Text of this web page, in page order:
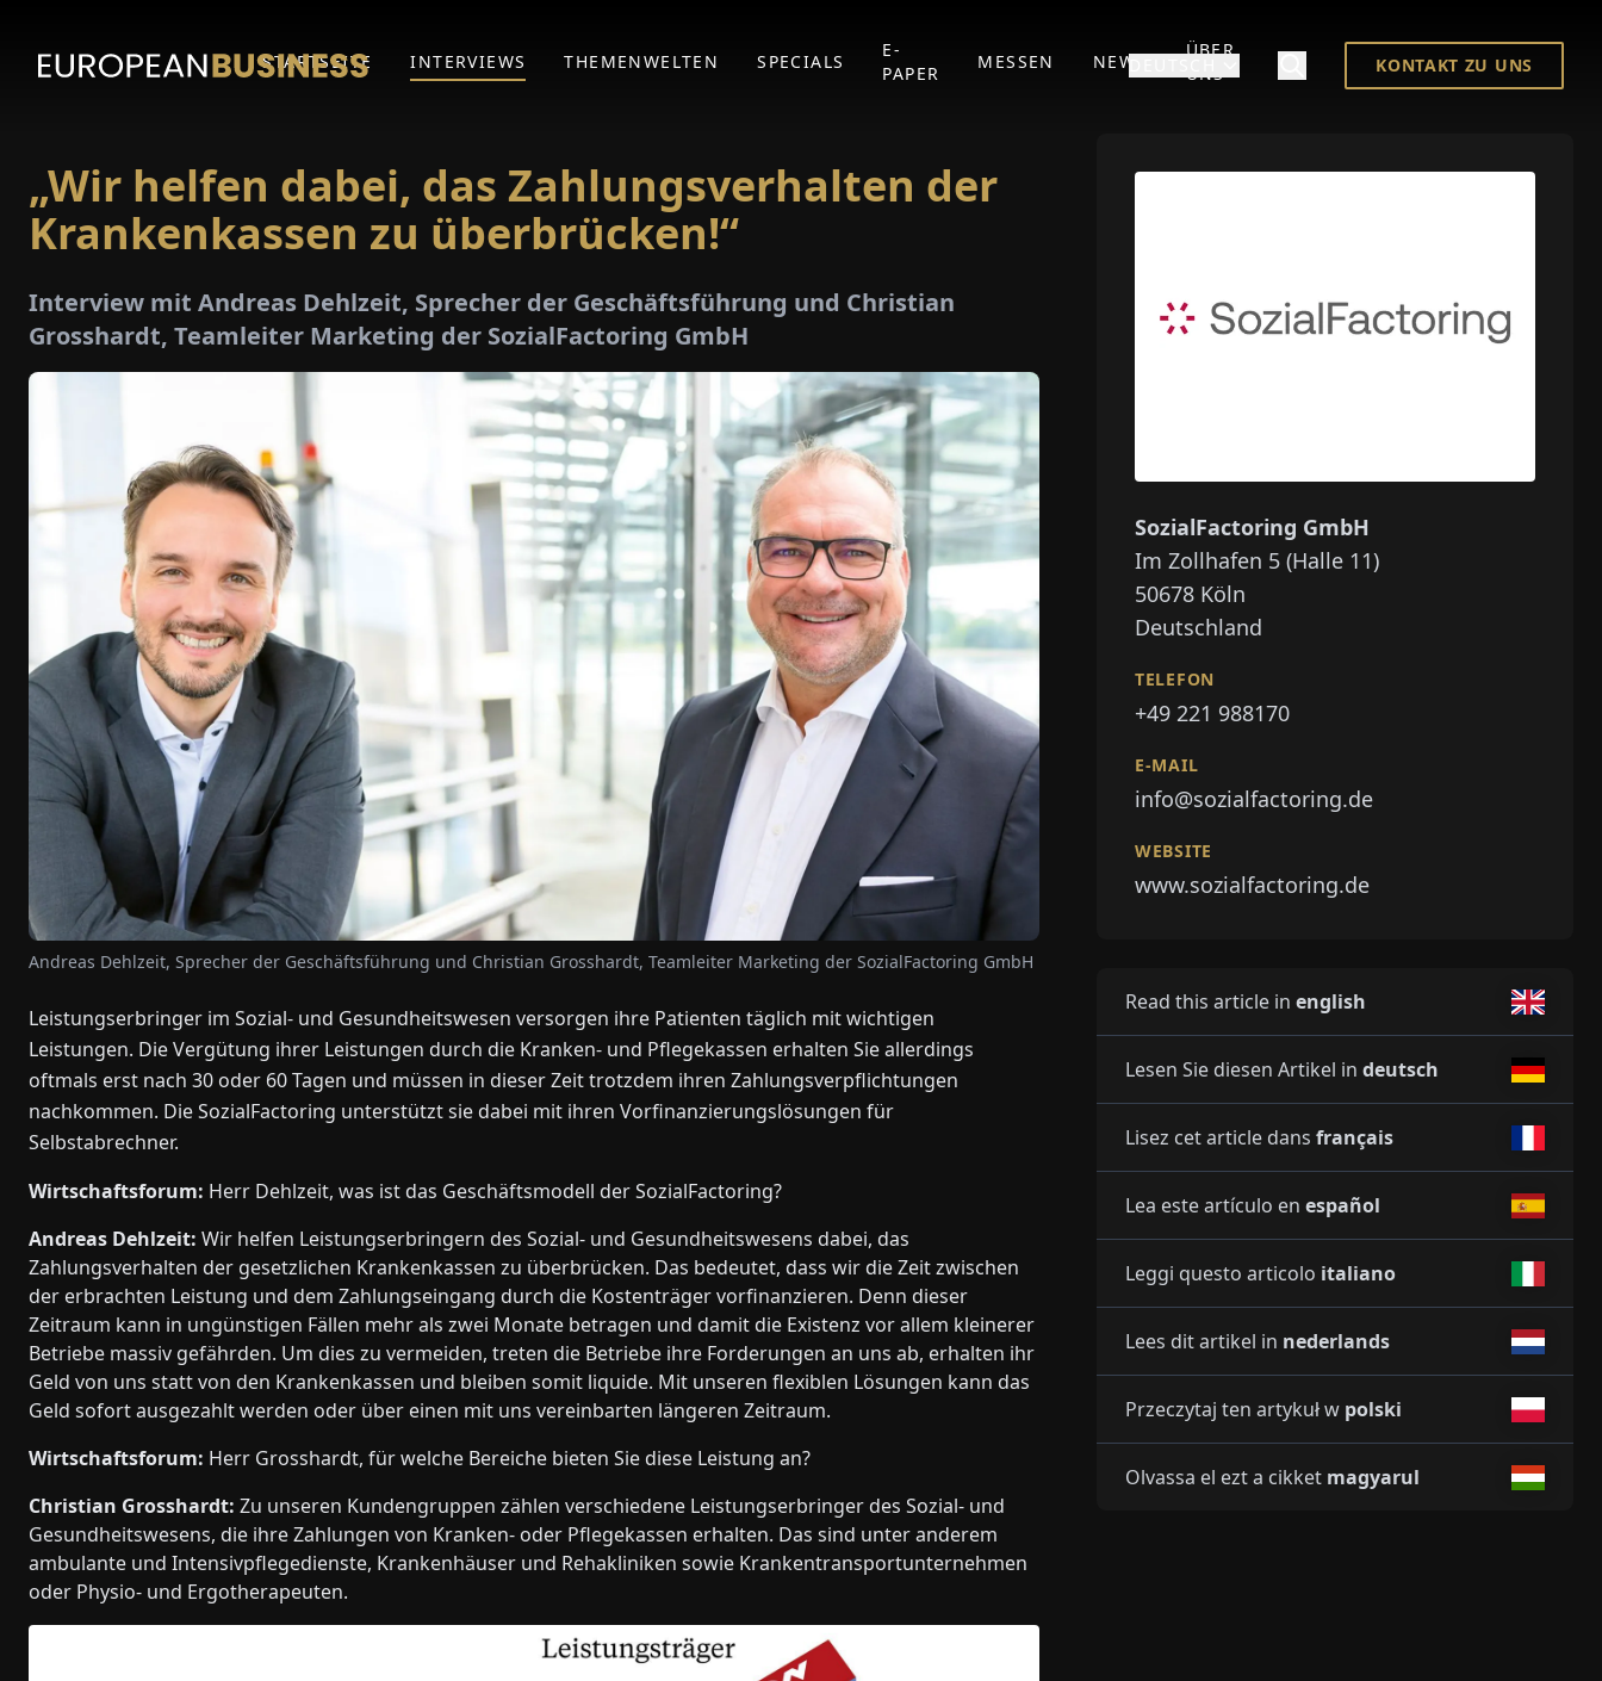
STARTSEITE INTERVIEWS THEMENWELTEN SPECIALS
E-
PAPER
MESSEN NEWS
ÜBER
UNS
KONTAKT ZU UNS
„Wir helfen dabei, das Zahlungsverhalten der
Krankenkassen zu überbrücken!“
Interview mit Andreas Dehlzeit, Sprecher der Geschäftsführung und Christian
Grosshardt, Teamleiter Marketing der SozialFactoring GmbH
Andreas Dehlzeit, Sprecher der Geschäftsführung und Christian Grosshardt, Teamleiter Marketing der SozialFactoring GmbH
Leistungserbringer im Sozial- und Gesundheitswesen versorgen ihre Patienten täglich mit wichtigen
Leistungen. Die Vergütung ihrer Leistungen durch die Kranken- und Pflegekassen erhalten Sie allerdings
oftmals erst nach 30 oder 60 Tagen und müssen in dieser Zeit trotzdem ihren Zahlungsverpflichtungen
nachkommen. Die SozialFactoring unterstützt sie dabei mit ihren Vorfinanzierungslösungen für
Selbstabrechner.
Wirtschaftsforum: Herr Dehlzeit, was ist das Geschäftsmodell der SozialFactoring?
Andreas Dehlzeit: Wir helfen Leistungserbringern des Sozial- und Gesundheitswesens dabei, das
Zahlungsverhalten der gesetzlichen Krankenkassen zu überbrücken. Das bedeutet, dass wir die Zeit zwischen
der erbrachten Leistung und dem Zahlungseingang durch die Kostenträger vorfinanzieren. Denn dieser
Zeitraum kann in ungünstigen Fällen mehr als zwei Monate betragen und damit die Existenz vor allem kleinerer
Betriebe massiv gefährden. Um dies zu vermeiden, treten die Betriebe ihre Forderungen an uns ab, erhalten ihr
Geld von uns statt von den Krankenkassen und bleiben somit liquide. Mit unseren flexiblen Lösungen kann das
Geld sofort ausgezahlt werden oder über einen mit uns vereinbarten längeren Zeitraum.
Wirtschaftsforum: Herr Grosshardt, für welche Bereiche bieten Sie diese Leistung an?
Christian Grosshardt: Zu unseren Kundengruppen zählen verschiedene Leistungserbringer des Sozial- und
Gesundheitswesens, die ihre Zahlungen von Kranken- oder Pflegekassen erhalten. Das sind unter anderem
ambulante und Intensivpflegedienste, Krankenhäuser und Rehakliniken sowie Krankentransportunternehmen
oder Physio- und Ergotherapeuten.
SozialFactoring GmbH
Im Zollhafen 5 (Halle 11)
50678 Köln
Deutschland
TELEFON
+49 221 988170
E-MAIL
info@sozialfactoring.de
WEBSITE
www.sozialfactoring.de
Read this article in english
Lesen Sie diesen Artikel in deutsch
Lisez cet article dans français
Lea este artículo en español
Leggi questo articolo italiano
Lees dit artikel in nederlands
Przeczytaj ten artykuł w polski
Olvassa el ezt a cikket magyarul